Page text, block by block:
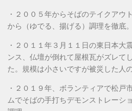
・２００５年からそばのテイクアウ
から（ゆでる、揚げる）調理を徹底。
・２０１１年３月１１日の東日本大
ンス、仏壇が倒れて屋根瓦がズレて
た。規模は小さいですが被災した人
・２０１９年、ボランティアで松戸
ムでそばの手打ちデモンストレーシ